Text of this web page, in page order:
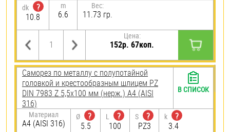
dk
?
10.8
m
6.6
Вес:
11.73 гр.
Цена:
152р. 67коп.
Саморез по металлу с полупотайной
головкой и крестообразным шлицем PZ
DIN 7983 Z 5,5х100 мм (нерж.) A4 (AISI
316)
Материал
A4 (AISI 316)
Ø
?
5.5
L
?
100
S
?
PZ3
k
?
3.4
В СПИСОК